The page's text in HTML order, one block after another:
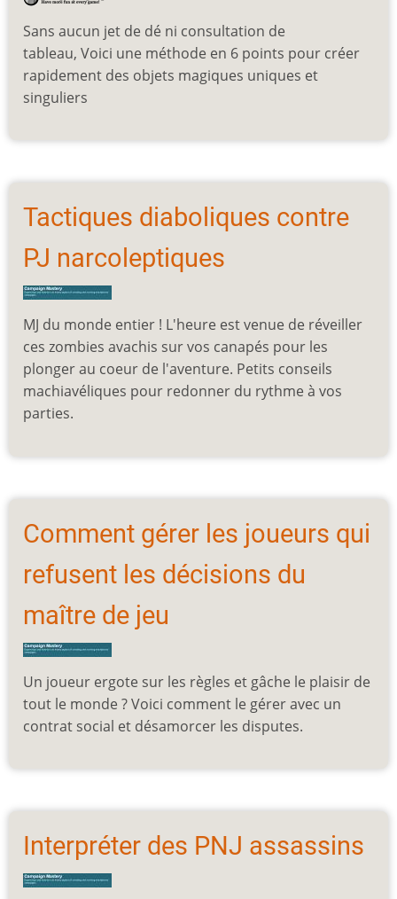
Sans aucun jet de dé ni consultation de
tableau, Voici une méthode en 6 points pour créer
rapidement des objets magiques uniques et
singuliers
Tactiques diaboliques contre
PJ narcoleptiques
MJ du monde entier ! L'heure est venue de réveiller
ces zombies avachis sur vos canapés pour les
plonger au coeur de l'aventure. Petits conseils
machiavéliques pour redonner du rythme à vos
parties.
Comment gérer les joueurs qui
refusent les décisions du
maître de jeu
Un joueur ergote sur les règles et gâche le plaisir de
tout le monde ? Voici comment le gérer avec un
contrat social et désamorcer les disputes.
Interpréter des PNJ assassins